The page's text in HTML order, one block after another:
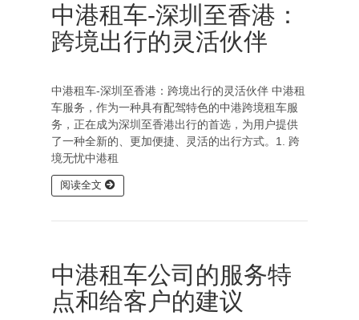
中港租车-深圳至香港：
跨境出行的灵活伙伴
中港租车-深圳至香港：跨境出行的灵活伙伴 中港租
车服务，作为一种具有配驾特色的中港跨境租车服
务，正在成为深圳至香港出行的首选，为用户提供
了一种全新的、更加便捷、灵活的出行方式。1. 跨
境无忧中港租
阅读全文
中港租车公司的服务特
点和给客户的建议